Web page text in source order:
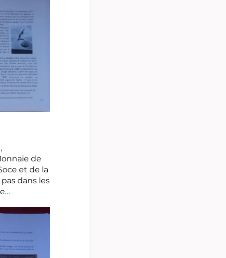
de
et de la
dans les